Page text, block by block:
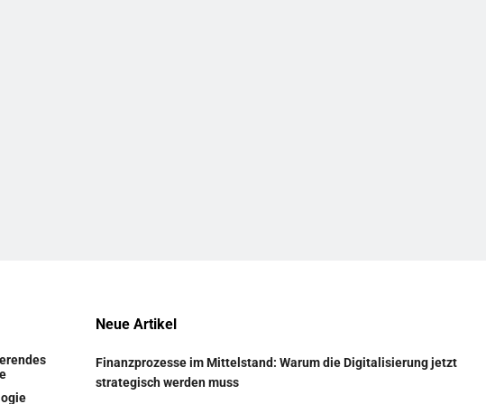
Neue Artikel
Finanzprozesse im Mittelstand: Warum die Digitalisierung jetzt
strategisch werden muss